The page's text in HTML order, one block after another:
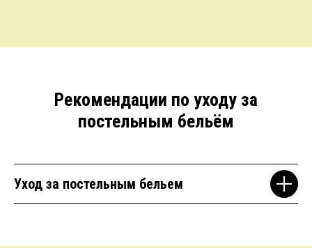
Рекомендации по уходу за
постельным бельём
Уход за постельным бельем